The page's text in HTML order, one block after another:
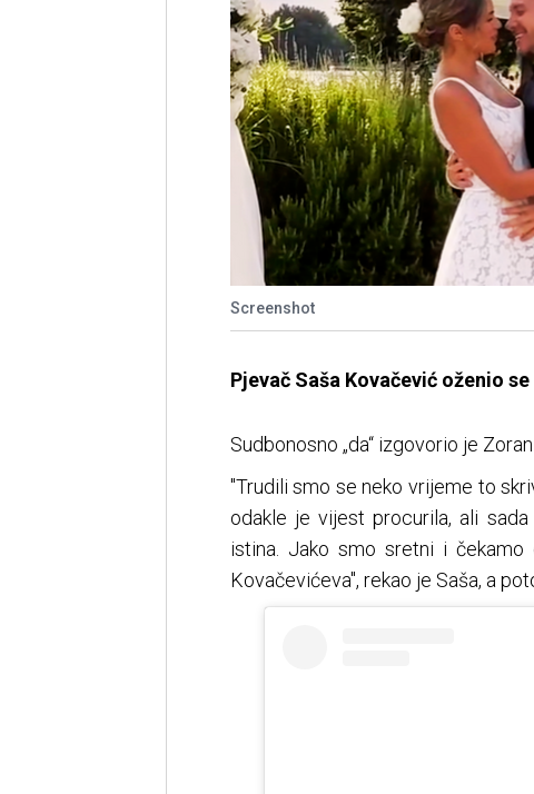
Screenshot
Pjevač Saša Kovačević oženio
Sudbonosno „da“ izgovorio je
"Trudili smo se neko vrijeme to
odakle je vijest procurila, ali
istina. Jako smo sretni i
Kovačevićeva", rekao je Saša, a